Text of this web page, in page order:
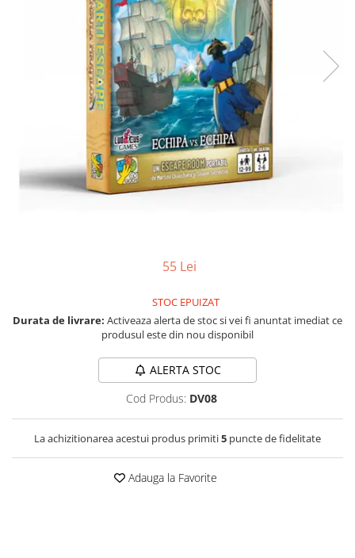
Jocuri pentru o persoana
Jocuri pentru 2 persoane
Game cunoscute
Monopoly
Orchard Games
Vezi toate jocurile de societate
Vezi toate produsele STEM
55 Lei
STOC EPUIZAT
Durata de livrare: Activeaza alerta de stoc si vei fi anuntat imediat ce
produsul este din nou disponibil
ALERTA STOC
Cod Produs: DV08
La achizitionarea acestui produs primiti5 puncte de fidelitate
Adauga la Favorite